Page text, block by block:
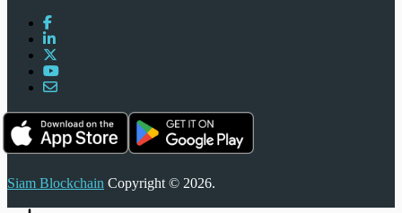
Siam Blockchain Copyright © 2026.